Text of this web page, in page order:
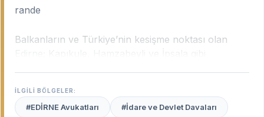
rande
Balkanların ve Türkiye’nin kesişme noktası olan
eşsiz konumu; gümrük hukukundan uluslararası
nakliye uyuşmazlıklarına, geniş çeltik ve ayçiçeği
İLGİLİ BÖLGELER:
#EDİRNE Avukatları #İdare ve Devlet Davaları